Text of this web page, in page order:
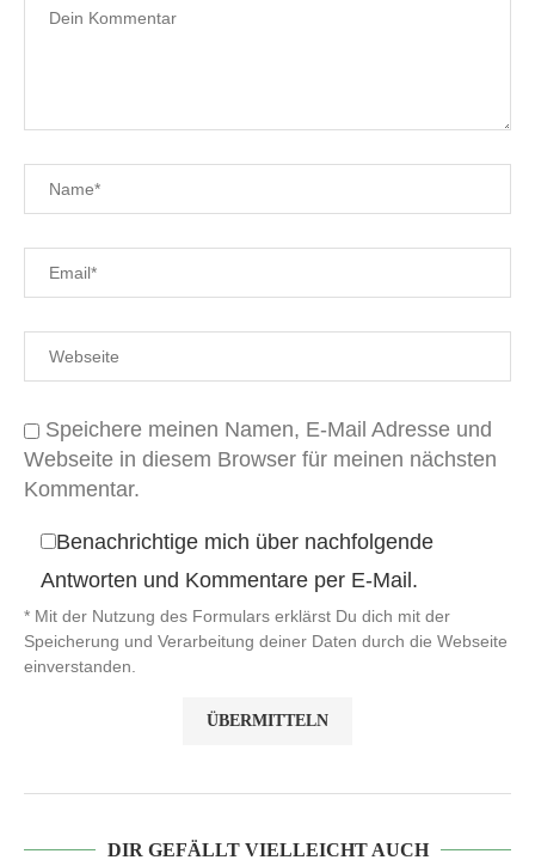
Speichere meinen Namen, E-Mail Adresse und
Webseite in diesem Browser für meinen nächsten
Kommentar.
Benachrichtige mich über nachfolgende
Antworten und Kommentare per E-Mail.
* Mit der Nutzung des Formulars erklärst Du dich mit der
Speicherung und Verarbeitung deiner Daten durch die Webseite
einverstanden.
DIR GEFÄLLT VIELLEICHT AUCH